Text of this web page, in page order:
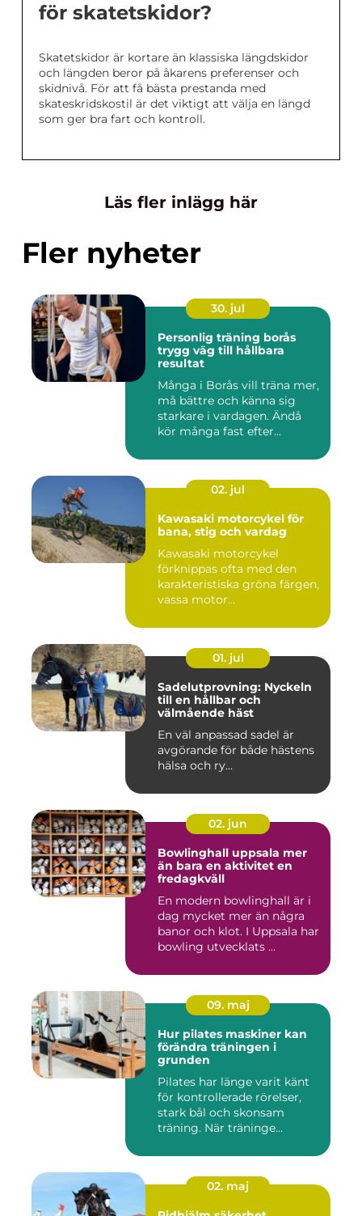
för skatetskidor?
Skatetskidor är kortare än klassiska längdskidor
och längden beror på åkarens preferenser och
skidnivå. För att få bästa prestanda med
skateskridskostil är det viktigt att välja en längd
som ger bra fart och kontroll.
Läs fler inlägg här
Fler nyheter
30. jul
Personlig träning borås
trygg väg till hållbara
resultat
Många i Borås vill träna mer,
må bättre och känna sig
starkare i vardagen. Ändå
kör många fast efter...
02. jul
Kawasaki motorcykel för
bana, stig och vardag
Kawasaki motorcykel
förknippas ofta med den
karakteristiska gröna färgen,
vassa motor...
01. jul
Sadelutprovning: Nyckeln
till en hållbar och
välmående häst
En väl anpassad sadel är
avgörande för både hästens
hälsa och ry...
02. jun
Bowlinghall uppsala mer
än bara en aktivitet en
fredagkväll
En modern bowlinghall är i
dag mycket mer än några
banor och klot. I Uppsala har
bowling utvecklats ...
09. maj
Hur pilates maskiner kan
förändra träningen i
grunden
Pilates har länge varit känt
för kontrollerade rörelser,
stark bål och skonsam
träning. När träninge...
02. maj